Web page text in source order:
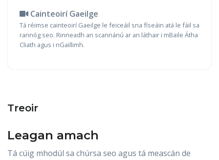
Cainteoirí Gaeilge
Tá réimse cainteoirí Gaeilge le feiceáil sna físeáin atá le fáil sa
rannóg seo. Rinneadh an scannánú ar an láthair i mBaile Átha
Cliath agus i nGaillimh.
Treoir
Leagan amach
Tá cúig mhodúl sa chúrsa seo agus tá meascán de